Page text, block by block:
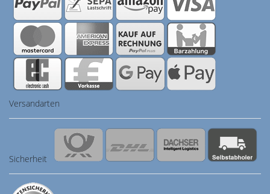
Versandarten
Sicherheit